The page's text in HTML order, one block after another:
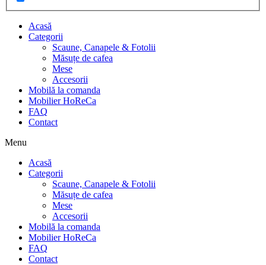
Acasă
Categorii
Scaune, Canapele & Fotolii
Măsuțe de cafea
Mese
Accesorii
Mobilă la comanda
Mobilier HoReCa
FAQ
Contact
Menu
Acasă
Categorii
Scaune, Canapele & Fotolii
Măsuțe de cafea
Mese
Accesorii
Mobilă la comanda
Mobilier HoReCa
FAQ
Contact